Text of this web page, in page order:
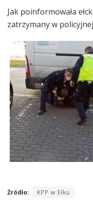
Jak poinformowała
zatrzymany w
Źródło: KPP w Ełku